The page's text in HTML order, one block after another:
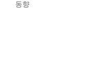
동향